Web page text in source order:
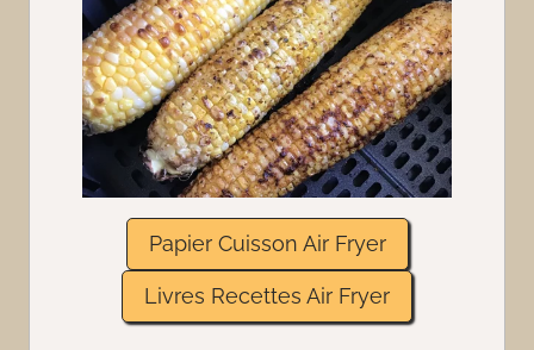
Papier Cuisson Air Fryer
Livres Recettes Air Fryer